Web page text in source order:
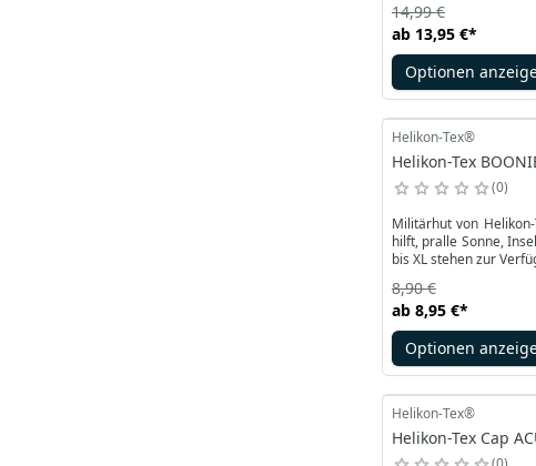
ab 13,95 €*
14,99 €
Optionen
Helikon-Tex®
Helikon-Tex
0
Militärhut von
hilft, pralle Sonne,
bis XL stehen zur
ab 8,95 €*
8,90 €
Optionen
Helikon-Tex®
Helikon-Tex Cap